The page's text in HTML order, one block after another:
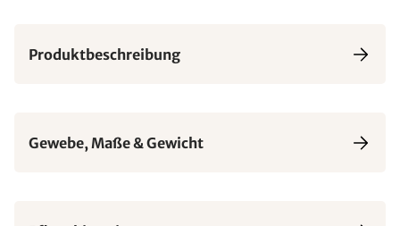
Produktbeschreibung
Gewebe, Maße & Gewicht